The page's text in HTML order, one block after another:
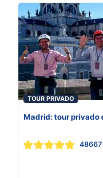
TOUR PRIVADO
Madrid: tour privado
48667